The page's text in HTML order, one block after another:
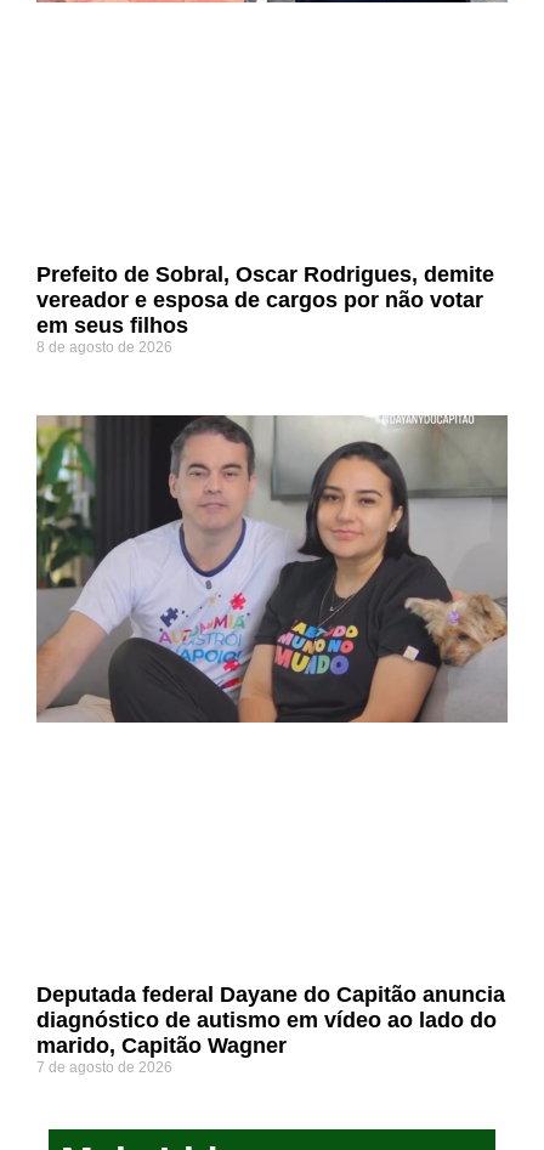
Prefeito de Sobral, Oscar Rodrigues, demite
vereador e esposa de cargos por não votar
em seus filhos
8 de agosto de 2026
Deputada federal Dayane do Capitão anuncia
diagnóstico de autismo em vídeo ao lado do
marido, Capitão Wagner
7 de agosto de 2026